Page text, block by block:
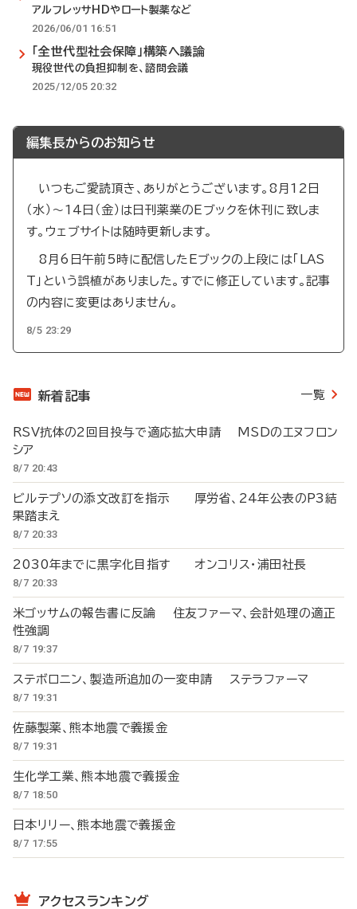
アルフレッサHDやロート製薬など
2026/06/01 16:51
「全世代型社会保障」構築へ議論
現役世代の負担抑制を、諮問会議
2025/12/05 20:32
編集長からのお知らせ
いつもご愛読頂き、ありがとうございます。8月12日
（水）～14日（金）は日刊薬業のEブックを休刊に致しま
す。ウェブサイトは随時更新します。
8月6日午前5時に配信したEブックの上段には「LAS
T」という誤植がありました。すでに修正しています。記事
の内容に変更はありません。
8/5 23:29
新着記事 一覧
RSV抗体の2回目投与で適応拡大申請 MSDのエヌフロン
シア
8/7 20:43
ビルテプソの添文改訂を指示 厚労省、24年公表のP3結
果踏まえ
8/7 20:33
2030年までに黒字化目指す オンコリス・浦田社長
8/7 20:33
米ゴッサムの報告書に反論 住友ファーマ、会計処理の適正
性強調
8/7 19:37
ステボロニン、製造所追加の一変申請 ステラファーマ
8/7 19:31
佐藤製薬、熊本地震で義援金
8/7 19:31
生化学工業、熊本地震で義援金
8/7 18:50
日本リリー、熊本地震で義援金
8/7 17:55
アクセスランキング